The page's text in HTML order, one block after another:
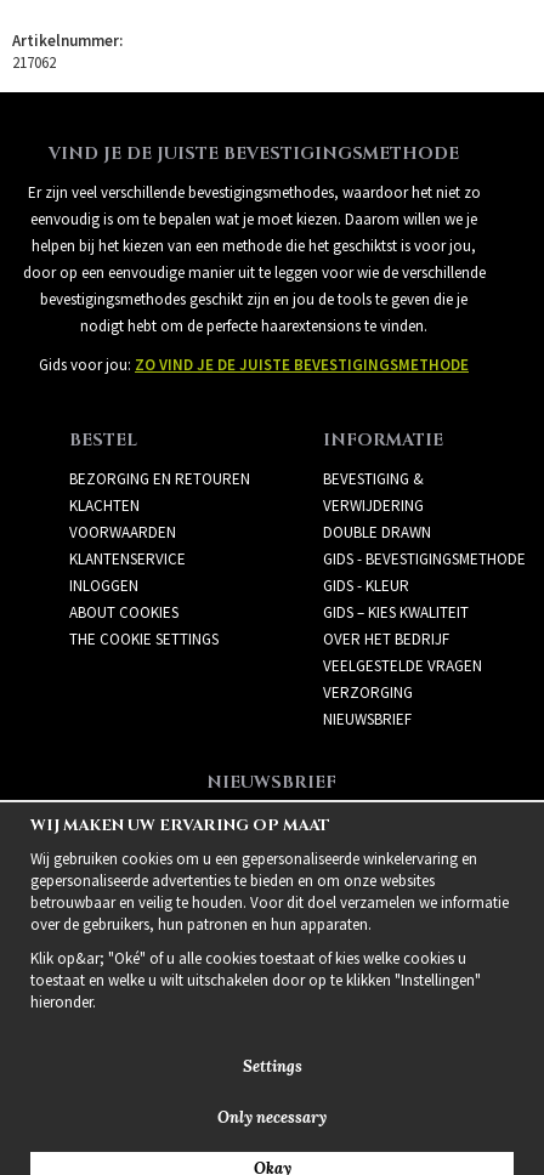
Artikelnummer:
217062
VIND JE DE JUISTE BEVESTIGINGSMETHODE
Er zijn veel verschillende bevestigingsmethodes, waardoor het niet zo
eenvoudig is om te bepalen wat je moet kiezen. Daarom willen we je
helpen bij het kiezen van een methode die het geschiktst is voor jou,
door op een eenvoudige manier uit te leggen voor wie de verschillende
bevestigingsmethodes geschikt zijn en jou de tools te geven die je
nodigt hebt om de perfecte haarextensions te vinden.
Gids voor jou: ZO VIND JE DE JUISTE BEVESTIGINGSMETHODE
BESTEL
BEZORGING EN RETOUREN
KLACHTEN
VOORWAARDEN
KLANTENSERVICE
INLOGGEN
ABOUT COOKIES
THE COOKIE SETTINGS
INFORMATIE
BEVESTIGING &
VERWIJDERING
DOUBLE DRAWN
GIDS - BEVESTIGINGSMETHODE
GIDS - KLEUR
GIDS – KIES KWALITEIT
OVER HET BEDRIJF
VEELGESTELDE VRAGEN
VERZORGING
NIEUWSBRIEF
NIEUWSBRIEF
Meld je aan voor de
nieuwsbrief!
2021 Delightful Hair
WIJ MAKEN UW ERVARING OP MAAT
Wij gebruiken cookies om u een gepersonaliseerde winkelervaring en
gepersonaliseerde advertenties te bieden en om onze websites
betrouwbaar en veilig te houden. Voor dit doel verzamelen we informatie
over de gebruikers, hun patronen en hun apparaten.
Klik op&ar; "Oké" of u alle cookies toestaat of kies welke cookies u
toestaat en welke u wilt uitschakelen door op te klikken "Instellingen"
hieronder.
Settings
Only necessary
Okay